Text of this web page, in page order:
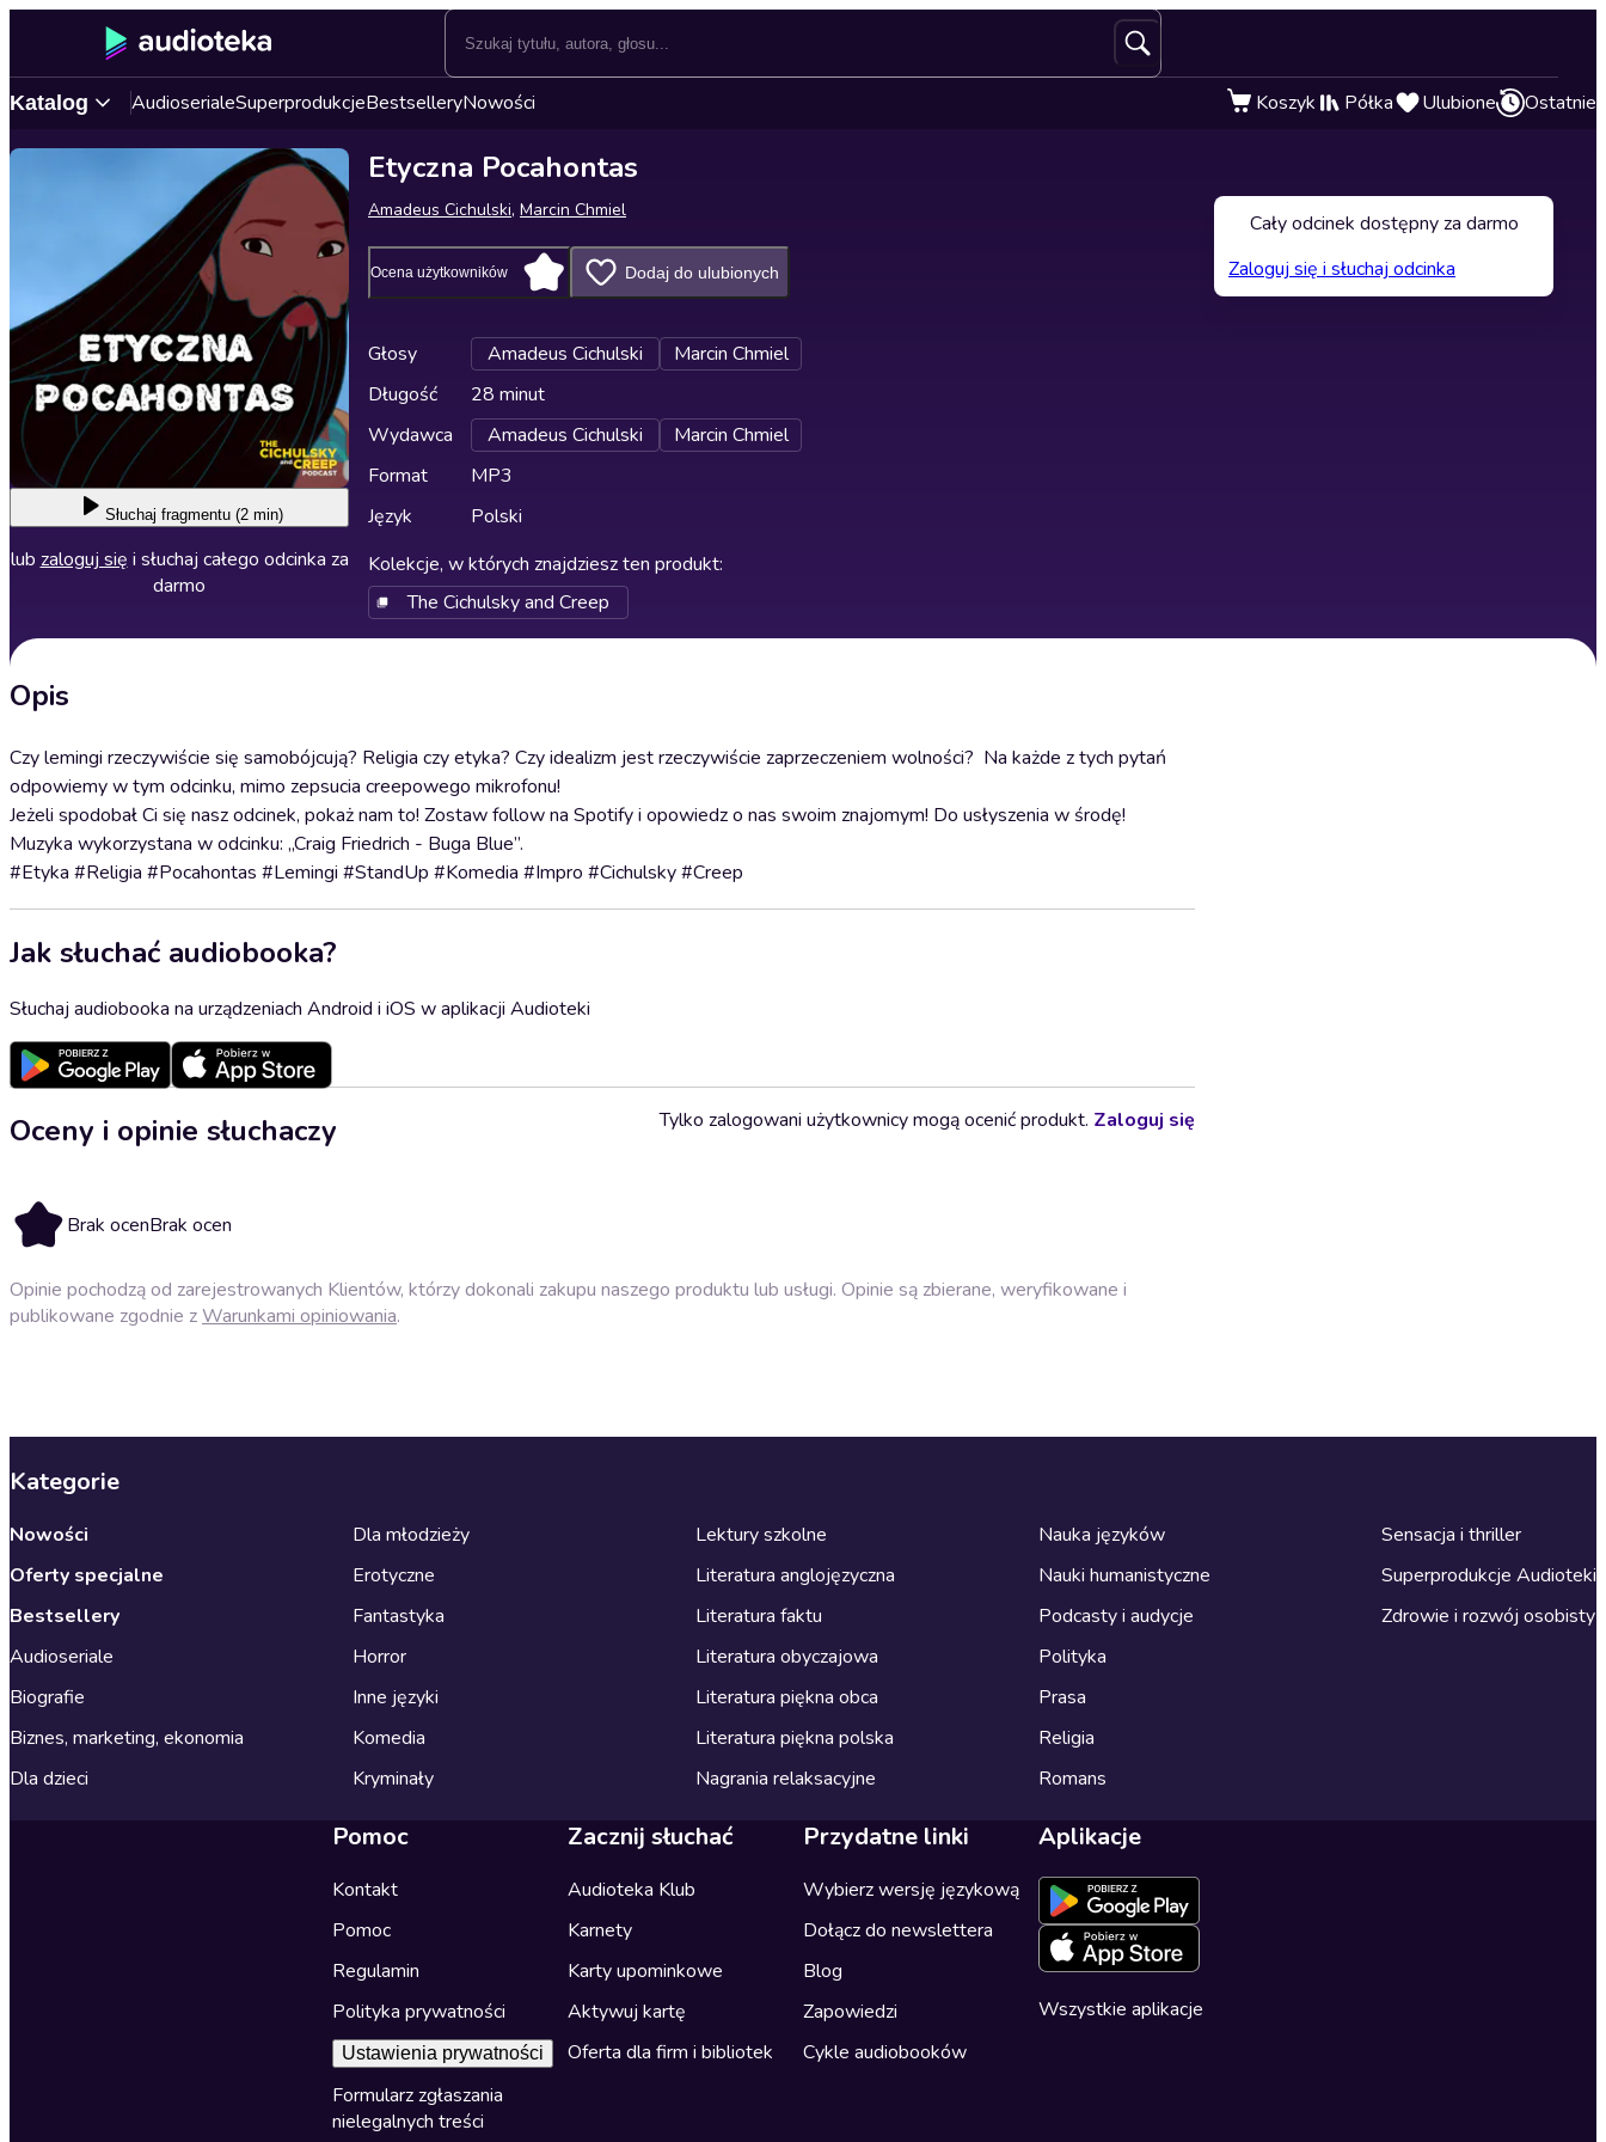
Katalog AudioserialeSuperprodukcjeBestselleryNowości Koszyk Półka Ulubione Ostatnie
Słuchaj fragmentu (2 min)
lub zaloguj się i słuchaj całego odcinka za
darmo
Etyczna Pocahontas
Amadeus Cichulski, Marcin Chmiel
Ocena użytkowników Dodaj do ulubionych
Głosy Amadeus Cichulski
Marcin Chmiel
Długość
28 minut
Wydawca
Amadeus Cichulski
Marcin Chmiel
Format
MP3
Język
Polski
Kolekcje, w których znajdziesz ten produkt:
The Cichulsky and Creep
Opis
Czy lemingi rzeczywiście się samobójcują? Religia czy etyka? Czy idealizm jest rzeczywiście zaprzeczeniem wolności? Na każde z tych pytań
odpowiemy w tym odcinku, mimo zepsucia creepowego mikrofonu!
Jeżeli spodobał Ci się nasz odcinek, pokaż nam to! Zostaw follow na Spotify i opowiedz o nas swoim znajomym! Do usłyszenia w środę!
Muzyka wykorzystana w odcinku: „Craig Friedrich - Buga Blue”.
#Etyka #Religia #Pocahontas #Lemingi #StandUp #Komedia #Impro #Cichulsky #Creep
Jak słuchać audiobooka?
Słuchaj audiobooka na urządzeniach Android i iOS w aplikacji Audioteki
Oceny i opinie słuchaczy
Brak ocenBrak ocen
Tylko zalogowani użytkownicy mogą ocenić produkt. Zaloguj się
Opinie pochodzą od zarejestrowanych Klientów, którzy dokonali zakupu naszego produktu lub usługi. Opinie są zbierane, weryfikowane i
publikowane zgodnie zWarunkami opiniowania.
Cały odcinek dostępny za darmo
Zaloguj się i słuchaj odcinka
Kategorie
Nowości
Oferty specjalne
Bestsellery
Audioseriale
Biografie
Biznes, marketing, ekonomia
Dla dzieci
Dla młodzieży
Erotyczne
Fantastyka
Horror
Inne języki
Komedia
Kryminały
Lektury szkolne
Literatura anglojęzyczna
Literatura faktu
Literatura obyczajowa
Literatura piękna obca
Literatura piękna polska
Nagrania relaksacyjne
Nauka języków
Nauki humanistyczne
Podcasty i audycje
Polityka
Prasa
Religia
Romans
Sensacja i thriller
Superprodukcje Audioteki
Zdrowie i rozwój osobisty
Pomoc
Kontakt
Pomoc
Regulamin
Polityka prywatności
Ustawienia prywatności
Formularz zgłaszania
nielegalnych treści
Zacznij słuchać
Audioteka Klub
Karnety
Karty upominkowe
Aktywuj kartę
Oferta dla firm i bibliotek
Przydatne linki
Wybierz wersję językową
Dołącz do newslettera
Blog
Zapowiedzi
Cykle audiobooków
Aplikacje
Wszystkie aplikacje